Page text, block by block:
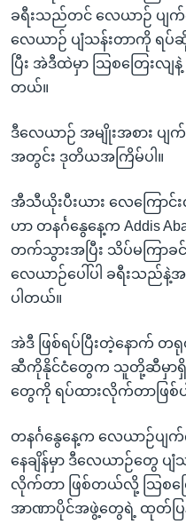
နေရာ
သို့
ကျော်
ရန်
ခရီးသည်တင် လေယာဉ် ပျက်
လေယာဉ် ပျံသန်းတာကို ရ
ပြီး အဲဒီထဲမှာ သြစတြေးလျ
တယ်။
ဒီလေယာဉ် အမျိုးအစား ပ
အတွင်း ဒုတိယအကြိမ်ပါ။
အီသီယိုးပီးယား လေကြော
ဟာ တနင်္ဂနွေနေ့က Addis
တက်သွားအပြီး သိပ်မကြာခ
လေယာဉ်ပေါ်ပါ ခရီးသည်နဲ့
ပါတယ်။
အဲဒီ ဖြစ်ရပ်ပြီးတဲ့နောက် တရု
ဆီကိုနိုင်ငံတွေက သူတို့ဆီမှာရှိတဲ့
တွေကို ရပ်ထားလိုက်တာဖြစ်
တနင်္ဂနွေနေ့က လေယာဉ်ပျ
နေချိန်မှာ ဒီလေယာဉ်တွေ ပ
လိုက်တာ ဖြစ်တယ်လို့ သြစတြေ
အာဏာပိုင်အဖွဲ့တွေရဲ့ ထုတ်ပြန်